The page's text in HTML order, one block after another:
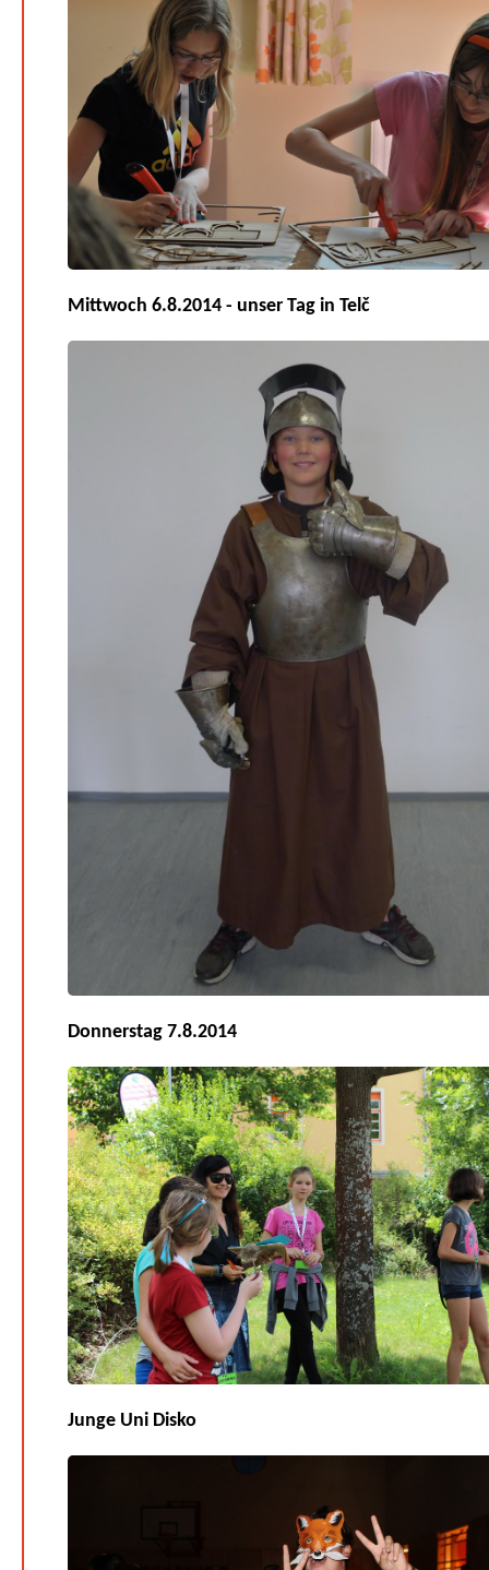
Mittwoch 6.8.2014 - unser Tag in Telč
Donnerstag 7.8.2014
Junge Uni Disko